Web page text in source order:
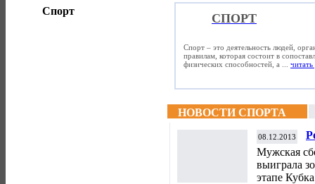
Спорт
СПОРТ
Спорт – это деятельность людей,
правилам, которая состоит в
физических способностей, а ... читать
НОВОСТИ СПОРТА
08.12.2013
Мужская
выиграла
этапе